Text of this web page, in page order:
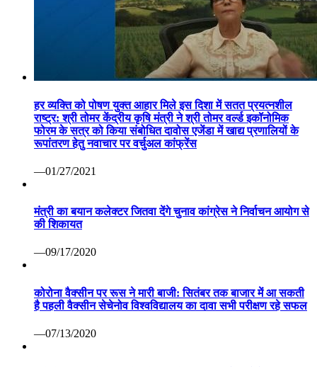
हर व्यक्ति को पोषण युक्त आहार मिले इस दिशा में सतत प्रयत्नशील
राष्ट्र: श्री तोमर केंद्रीय कृषि मंत्री ने श्री तोमर वर्ल्ड इकॉनोमिक
फोरम के सत्र को किया संबोधित दावोस एजेंडा में खाद्य प्रणालियों के
रूपांतरण हेतु नवाचार पर वर्चुअल कांफ्रेंस
—01/27/2021
मंत्री का बयान कलेक्टर जितवा देंगे चुनाव कांग्रेस ने निर्वाचन आयोग से
की शिकायत
—09/17/2020
कोरोना वैक्सीन पर रूस ने मारी बाजी: सितंबर तक बाजार में आ सकती
है पहली वैक्सीन सेचेनोव विश्वविद्यालय का दावा सभी परीक्षण रहे सफल
—07/13/2020